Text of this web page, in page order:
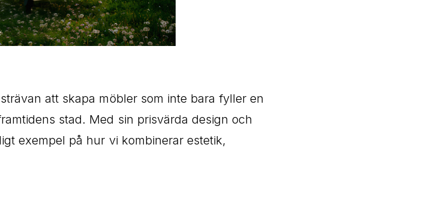
att skapa möbler som inte bara fyller en
stad. Med sin prisvärda design och
exempel på hur vi kombinerar estetik,